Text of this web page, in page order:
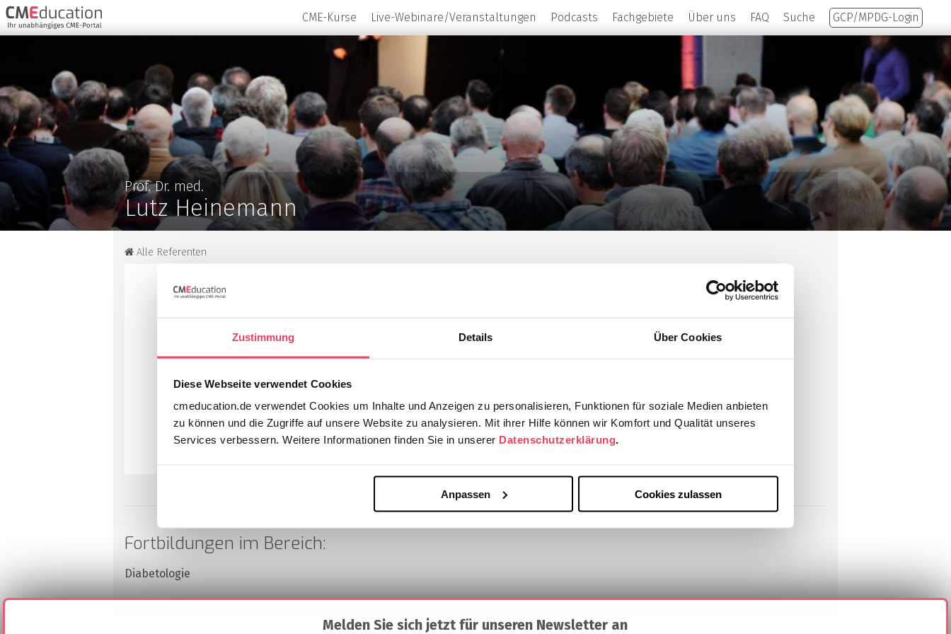
Zustimmung Details Über Cookies
Diese Webseite verwendet Cookies
cmeducation.de verwendet Cookies um Inhalte und Anzeigen zu personalisieren, Funktionen für soziale Medien anbieten
zu können und die Zugriffe auf unsere Website zu analysieren. Mit ihrer Hilfe können wir Komfort und Qualität unseres
Services verbessern. Weitere Informationen finden Sie in unserer Datenschutzerklärung.
Anpassen Cookies zulassen
CME-Kurse Live-Webinare/Veranstaltungen Podcasts Fachgebiete Über uns FAQ Suche GCP/MPDG-Login
Prof. Dr. med.
Lutz Heinemann
Alle Referenten
Fortbildungen im Bereich:
Diabetologie
Melden Sie sich jetzt für unseren Newsletter an